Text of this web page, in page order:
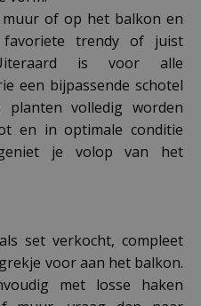
of op het balkon en
trendy of juist
is voor alle
een bijpassende schotel
planten volledig worden
en in optimale conditie
je volop van het
set verkocht, compleet
voor aan het balkon.
met losse haken